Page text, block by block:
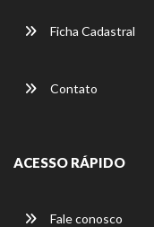
Ficha Cadastral
Contato
ACESSO RÁPIDO
Fale conosco